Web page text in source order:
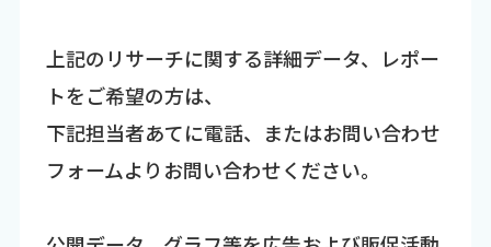
上記のリサーチに関する詳細データ、レポー
トをご希望の方は、
下記担当者あてに電話、またはお問い合わせ
フォームよりお問い合わせください。